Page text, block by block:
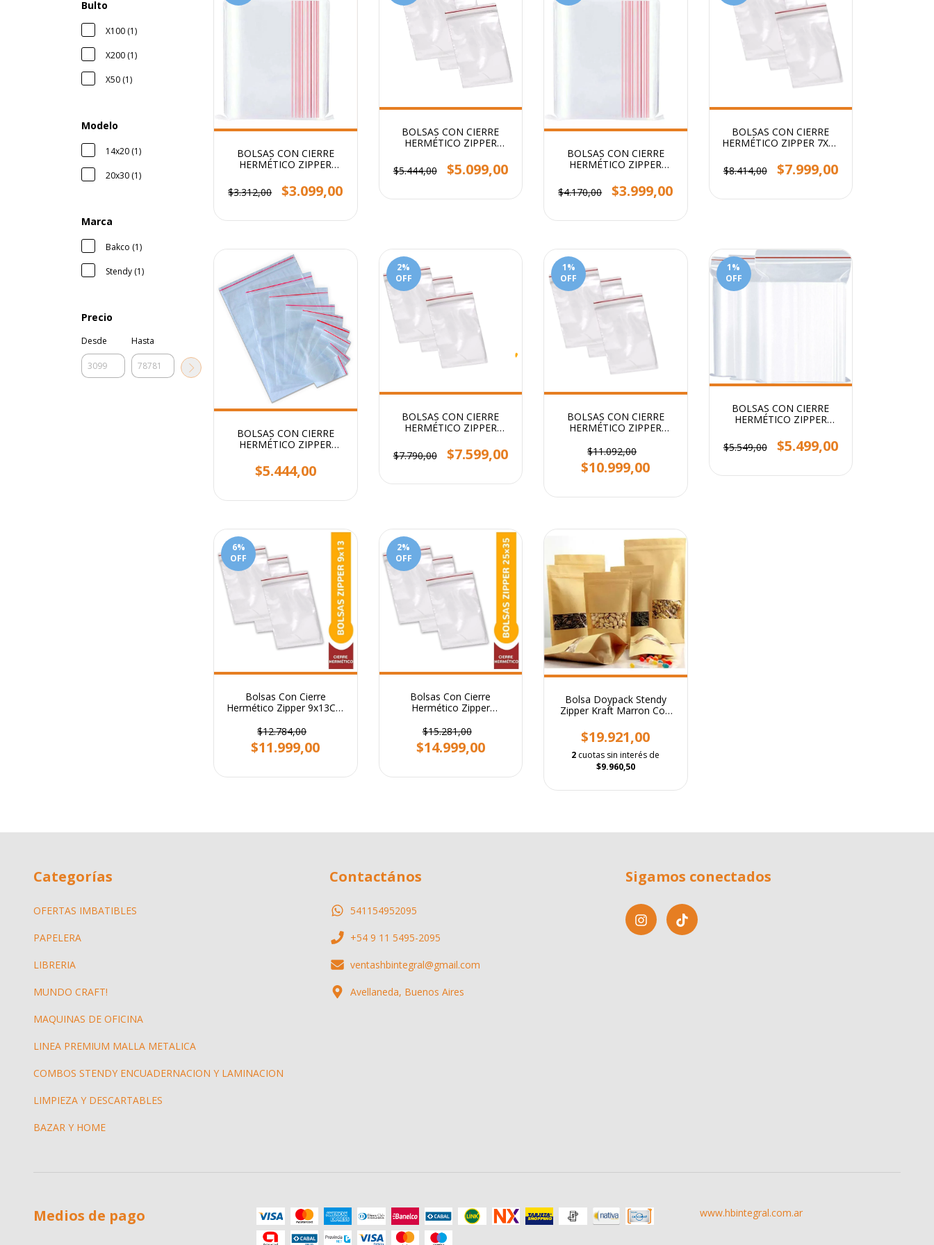
Bulto
X100 (1)
X200 (1)
X50 (1)
Modelo
14x20 (1)
20x30 (1)
Marca
Bakco (1)
Stendy (1)
Precio
Desde Hasta
BOLSAS CON CIERRE
HERMÉTICO ZIPPER
STENDY
$3.312,00 $3.099,00
BOLSAS CON CIERRE
HERMÉTICO ZIPPER
100 U
$5.444,00 $5.099,00
BOLSAS CON CIERRE
HERMÉTICO ZIPPER
100 U
$4.170,00 $3.999,00
BOLSAS CON CIERRE
HERMÉTICO ZIPPER 7X10
U
$8.414,00 $7.999,00
BOLSAS CON CIERRE
HERMÉTICO ZIPPER
$5.444,00
2%
OFF
BOLSAS CON CIERRE
HERMÉTICO ZIPPER
100 U
$7.790,00 $7.599,00
1%
OFF
BOLSAS CON CIERRE
HERMÉTICO ZIPPER
100 U
$11.092,00
$10.999,00
1%
OFF
BOLSAS CON CIERRE
HERMÉTICO ZIPPER
500 U
$5.549,00 $5.499,00
6%
OFF
Bolsas Con Cierre
Hermético Zipper 9x13Cm
$12.784,00
$11.999,00
2%
OFF
Bolsas Con Cierre
Hermético Zipper
$15.281,00
$14.999,00
Bolsa Doypack Stendy
Zipper Kraft Marron Con
Hermetico 20x30cm
$19.921,00
2 cuotas sin interés de
$9.960,50
Categorías
OFERTAS IMBATIBLES
PAPELERA
LIBRERIA
MUNDO CRAFT!
MAQUINAS DE OFICINA
LINEA PREMIUM MALLA METALICA
COMBOS STENDY ENCUADERNACION Y LAMINACION
LIMPIEZA Y DESCARTABLES
BAZAR Y HOME
Contactános
541154952095
+54 9 11 5495-2095
ventashbintegral@gmail.com
Avellaneda, Buenos Aires
Sigamos conectados
Medios de pago www.hbintegral.com.ar